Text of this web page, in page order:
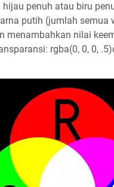
penuh atau biru
putih (jumlah semua
menambahkan nilai
rgba(0, 0, 0,